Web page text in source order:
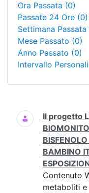
Ora Passata (0)
Passate 24 Ore (0)
Settimana Passata
Mese Passato (0)
Anno Passato (0)
Intervallo
Ricerca
Il progetto
BAMBINO
Contenuto
metaboliti